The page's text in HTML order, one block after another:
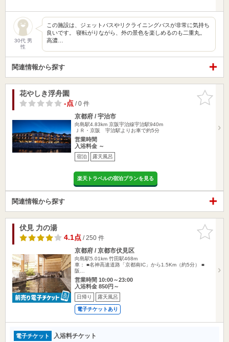
30代 男
性
この施設は、ジェットバスやリクライニングバスが非常に気持ち
良いです。 寝転がりながら、外の景色を楽しめるのも二重丸。
高濃…
関連情報から探す
お気に入
りに追加
花やしき浮舟園
-点/ 0 件
京都府 / 宇治市
向島駅4.83km 京阪宇治線宇治駅940m
ＪＲ・京阪 宇治駅よりお車で約5分
営業時間
入浴料金 ～
宿泊 露天風呂
楽天トラベルの宿泊プランを見る
関連情報から探す
お気に入
りに追加
伏見 力の湯
4.1点/ 250 件
京都府 / 京都市伏見区
向島駅5.01km 竹田駅468m
車： ■名神高速道路「京都南IC」から1.5Km（約5分） ■
阪…
営業時間 10:00～23:00
入浴料金 850円～
日帰り 露天風呂
電子チケットあり
電子チケット 入浴料チケット